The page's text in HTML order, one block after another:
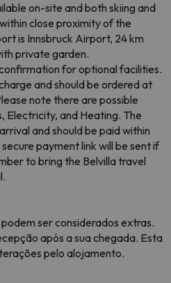
on-site and both skiing and
close proximity of the
is Innsbruck Airport, 24 km
private garden.
for optional facilities.
and should be ordered at
note there are possible
Electricity, and Heating. The
and should be paid within
payment link will be sent if
to bring the Belvilla travel
ser considerados extras.
após a sua chegada. Esta
pelo alojamento.